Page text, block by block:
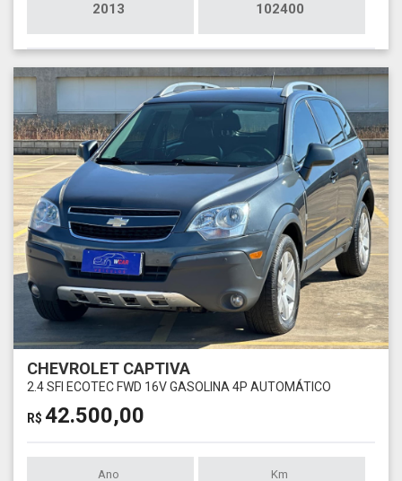
2013 102400
CHEVROLET CAPTIVA
2.4 SFI ECOTEC FWD 16V GASOLINA 4P AUTOMÁTICO
R$ 42.500,00
Ano Km